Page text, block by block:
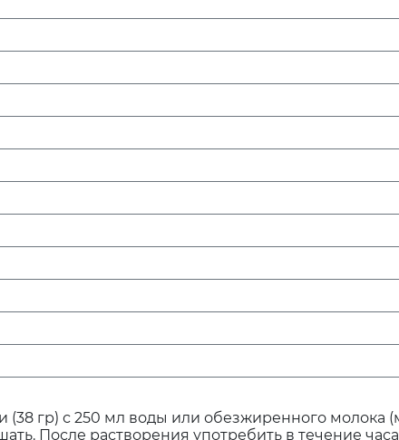
гр) с 250 мл воды или обезжиренного молока
После растворения употребить в течение